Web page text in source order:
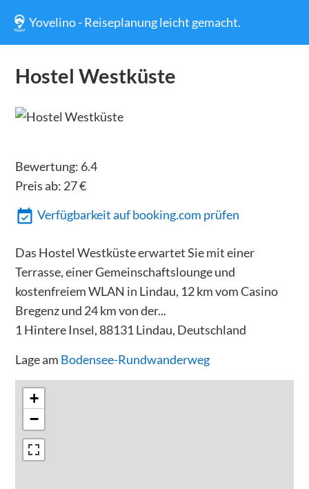
Yovelino - Reiseplanung leicht gemacht.
Hostel Westküste
Bewertung: 6.4
Preis ab: 27€
Verfügbarkeit auf booking.com prüfen
Das Hostel Westküste erwartet Sie mit einer
Terrasse, einer Gemeinschaftslounge und
kostenfreiem WLAN in Lindau, 12 km vom Casino
Bregenz und 24 km von der...
1 Hintere Insel, 88131 Lindau, Deutschland
Lage am Bodensee-Rundwanderweg
+
−